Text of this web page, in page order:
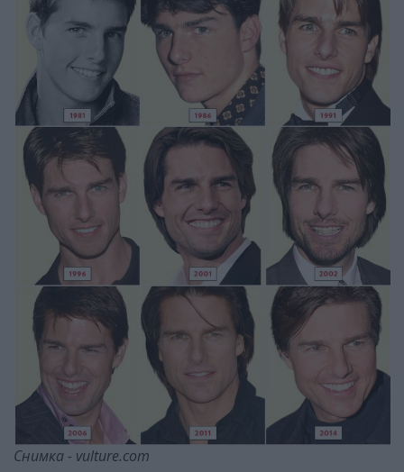
Снимка - vulture.com